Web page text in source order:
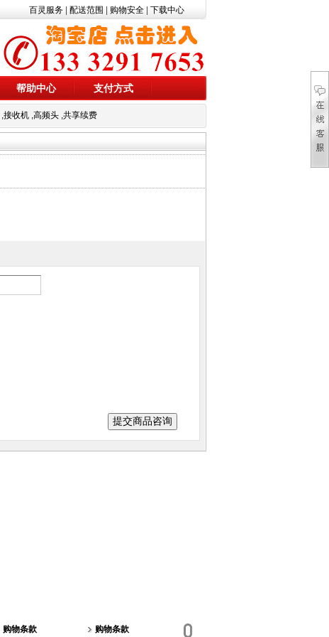
百灵服务 配送范围 购物安全 下载中心
帮助中心 支付方式
,接收机 ,高频头 ,共享续费
购物条款 购物条款